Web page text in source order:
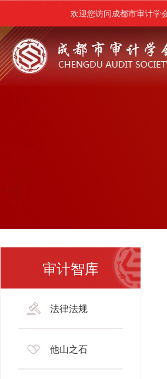
欢迎您访问成都市审计学
审计智库
法律法规
他山之石